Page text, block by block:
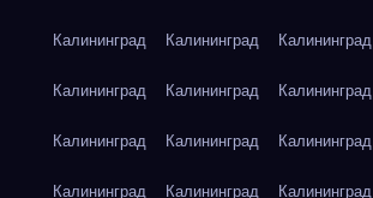
Калининград Калининград Калининград
Калининград Калининград Калининград
Калининград Калининград Калининград
Калининград Калининград Калининград